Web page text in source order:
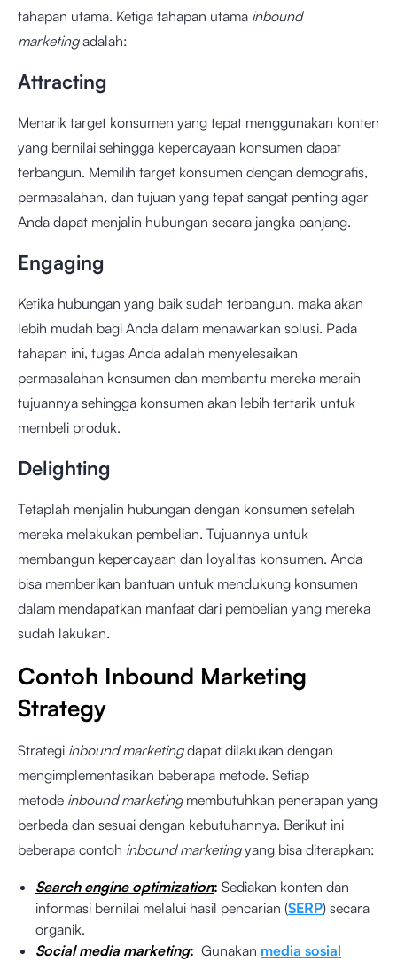
tahapan utama. Ketiga tahapan utama inbound
marketingadalah:
Attracting
Menarik target konsumen yang tepat menggunakan konten
yang bernilai sehingga kepercayaan konsumen dapat
terbangun. Memilih target konsumen dengan demografis,
permasalahan, dan tujuan yang tepat sangat penting agar
Anda dapat menjalin hubungan secara jangka panjang.
Engaging
Ketika hubungan yang baik sudah terbangun, maka akan
lebih mudah bagi Anda dalam menawarkan solusi. Pada
tahapan ini, tugas Anda adalah menyelesaikan
permasalahan konsumen dan membantu mereka meraih
tujuannya sehingga konsumen akan lebih tertarik untuk
membeli produk.
Delighting
Tetaplah menjalin hubungan dengan konsumen setelah
mereka melakukan pembelian. Tujuannya untuk
membangun kepercayaan dan loyalitas konsumen. Anda
bisa memberikan bantuan untuk mendukung konsumen
dalam mendapatkan manfaat dari pembelian yang mereka
sudah lakukan.
Contoh Inbound Marketing
Strategy
Strategi inbound marketingdapat dilakukan dengan
mengimplementasikan beberapa metode. Setiap
metode inbound marketingmembutuhkan penerapan yang
berbeda dan sesuai dengan kebutuhannya. Berikut ini
beberapa contoh inbound marketingyang bisa diterapkan:
Search engine optimization: Sediakan konten dan
informasi bernilai melalui hasil pencarian (SERP) secara
organik.
Social media marketing: Gunakan media sosial